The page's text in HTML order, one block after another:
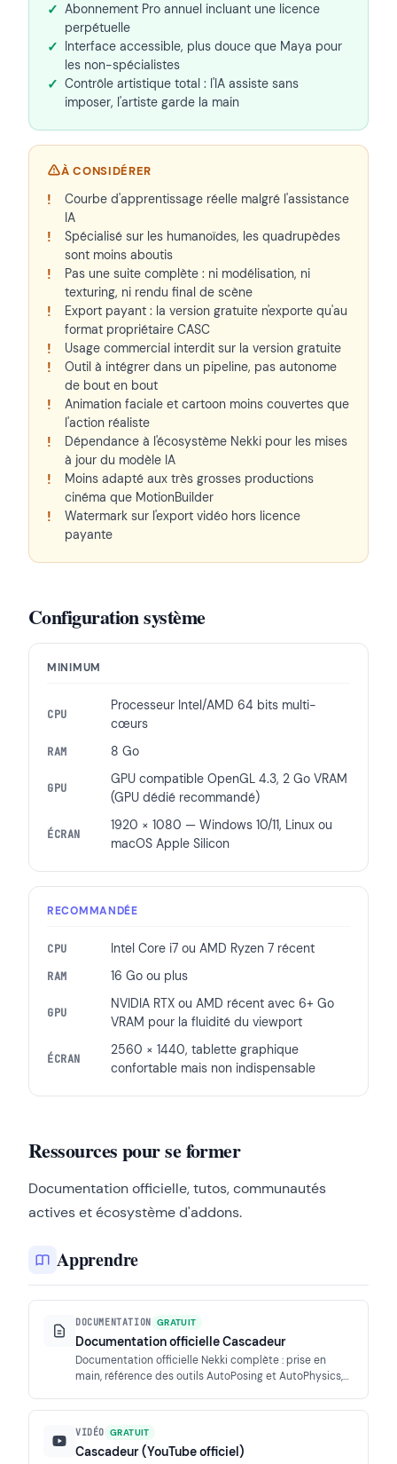
Abonnement Pro annuel incluant une licence
perpétuelle
Interface accessible, plus douce que Maya pour
les non-spécialistes
Contrôle artistique total : l'IA assiste sans
imposer, l'artiste garde la main
À CONSIDÉRER
Courbe d'apprentissage réelle malgré l'assistance
IA
Spécialisé sur les humanoïdes, les quadrupèdes
sont moins aboutis
Pas une suite complète : ni modélisation, ni
texturing, ni rendu final de scène
Export payant : la version gratuite n'exporte qu'au
format propriétaire CASC
Usage commercial interdit sur la version gratuite
Outil à intégrer dans un pipeline, pas autonome
de bout en bout
Animation faciale et cartoon moins couvertes que
l'action réaliste
Dépendance à l'écosystème Nekki pour les mises
à jour du modèle IA
Moins adapté aux très grosses productions
cinéma que MotionBuilder
Watermark sur l'export vidéo hors licence
payante
Configuration système
MINIMUM
CPU
Processeur Intel/AMD 64 bits multi-
cœurs
RAM 8 Go
GPU
GPU compatible OpenGL 4.3, 2 Go VRAM
(GPU dédié recommandé)
ÉCRAN
1920 × 1080 — Windows 10/11, Linux ou
macOS Apple Silicon
RECOMMANDÉE
CPU Intel Core i7 ou AMD Ryzen 7 récent
RAM 16 Go ou plus
GPU
NVIDIA RTX ou AMD récent avec 6+ Go
VRAM pour la fluidité du viewport
ÉCRAN
2560 × 1440, tablette graphique
confortable mais non indispensable
Ressources pour se former
Documentation officielle, tutos, communautés
actives et écosystème d'addons.
Apprendre
DOCUMENTATION GRATUIT
Documentation officielle Cascadeur
Documentation officielle Nekki complète : prise en
main, référence des outils AutoPosing et AutoPhysics,
VIDÉO GRATUIT
Cascadeur (YouTube officiel)